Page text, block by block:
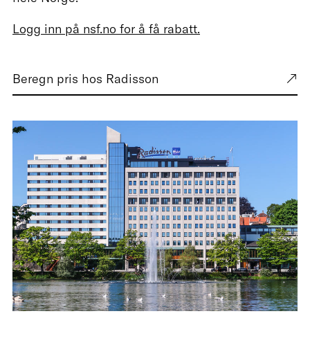
Logg inn på nsf.no for å få rabatt.
Beregn pris hos Radisson